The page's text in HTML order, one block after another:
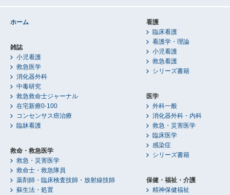
ホーム
雑誌
小児看護
救急医学
消化器外科
中毒研究
救急救命士ジャーナル
在宅新療0-100
コンセンサス癌治療
臨牀看護
救命・救急医学
救急・災害医学
救命士・救急隊員
薬剤師・臨床検査技師・放射線技師
蘇生法・処置
看護
臨床看護
看護学・理論
小児看護
救急看護
シリーズ書籍
医学
外科一般
消化器外科・内科
救急・災害医学
臨床医学
感染症
シリーズ書籍
保健・福祉・介護
精神保健福祉